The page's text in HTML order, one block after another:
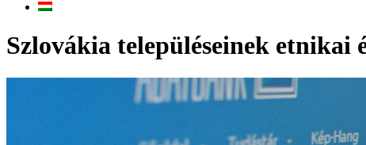
Szlovákia településeinek etnikai